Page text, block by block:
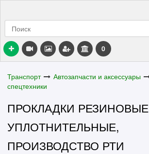
0
Транспорт Автозапчасти и аксессуары
спецтехники
ПРОКЛАДКИ РЕЗИНОВЫЕ
УПЛОТНИТЕЛЬНЫЕ,
ПРОИЗВОДСТВО РТИ